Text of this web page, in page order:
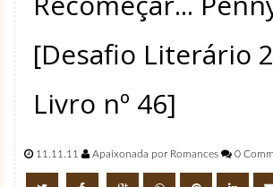
[Desafio Literário
Livro nº 46]
11.11.11 Apaixonada por Romances 0